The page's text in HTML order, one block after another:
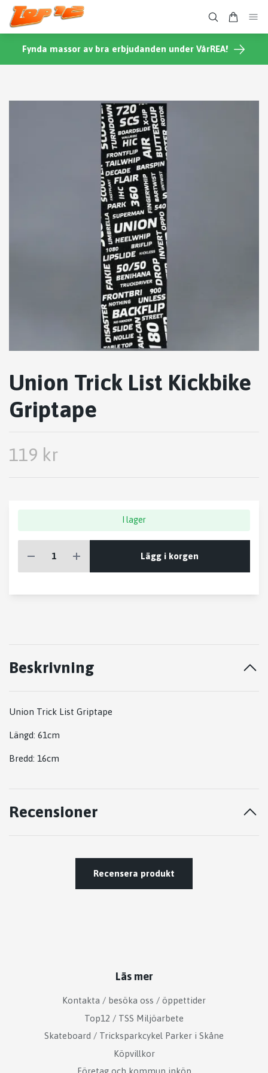
Fynda massor av bra erbjudanden under VårREA!
Union Trick List Kickbike
Griptape
119 kr
I lager
Lägg i korgen
Beskrivning
Union Trick List Griptape
Längd: 61cm
Bredd: 16cm
Recensioner
Recensera produkt
Läs mer
Kontakta / besöka oss / öppettider
Top12 / TSS Miljöarbete
Skateboard / Tricksparkcykel Parker i Skåne
Köpvillkor
Företag och kommun inköp